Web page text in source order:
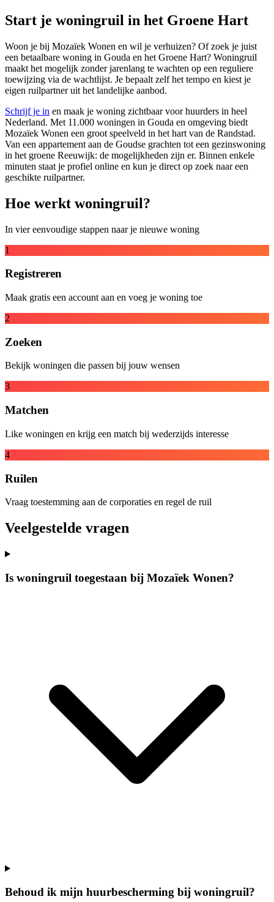
Start je woningruil in het Groene Hart
Woon je bij Mozaïek Wonen en wil je verhuizen? Of zoek je juist
een betaalbare woning in Gouda en het Groene Hart? Woningruil
maakt het mogelijk zonder jarenlang te wachten op een reguliere
toewijzing via de wachtlijst. Je bepaalt zelf het tempo en kiest je
eigen ruilpartner uit het landelijke aanbod.
Schrijf je in en maak je woning zichtbaar voor huurders in heel
Nederland. Met 11.000 woningen in Gouda en omgeving biedt
Mozaïek Wonen een groot speelveld in het hart van de Randstad.
Van een appartement aan de Goudse grachten tot een gezinswoning
in het groene Reeuwijk: de mogelijkheden zijn er. Binnen enkele
minuten staat je profiel online en kun je direct op zoek naar een
geschikte ruilpartner.
Hoe werkt woningruil?
In vier eenvoudige stappen naar je nieuwe woning
1
Registreren
Maak gratis een account aan en voeg je woning toe
2
Zoeken
Bekijk woningen die passen bij jouw wensen
3
Matchen
Like woningen en krijg een match bij wederzijds interesse
4
Ruilen
Vraag toestemming aan de corporaties en regel de ruil
Veelgestelde vragen
Is woningruil toegestaan bij Mozaïek Wonen?
Behoud ik mijn huurbescherming bij woningruil?